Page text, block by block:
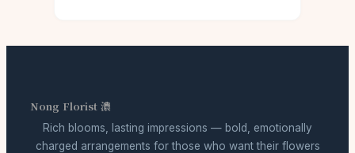
Nong Florist 濃
Rich blooms, lasting impressions — bold, emotionally
charged arrangements for those who want their flowers